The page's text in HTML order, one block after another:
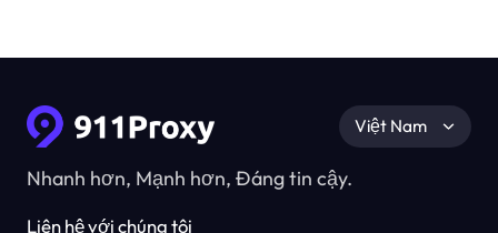
Nhanh hơn, Mạnh hơn, Đáng tin cậy.
Liên hệ với chúng tôi
Việt Nam